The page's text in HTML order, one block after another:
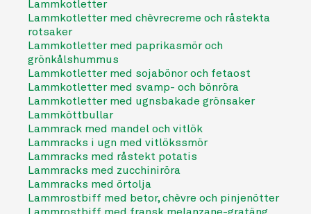
Lammkotletter
Lammkotletter med chèvrecreme och råstekta
rotsaker
Lammkotletter med paprikasmör och
grönkålshummus
Lammkotletter med sojabönor och fetaost
Lammkotletter med svamp- och bönröra
Lammkotletter med ugnsbakade grönsaker
Lammköttbullar
Lammrack med mandel och vitlök
Lammracks i ugn med vitlökssmör
Lammracks med råstekt potatis
Lammracks med zucchiniröra
Lammracks med örtolja
Lammrostbiff med betor, chèvre och pinjenötter